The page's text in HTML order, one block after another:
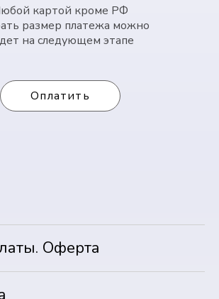
картой кроме РФ
размер платежа можно
на следующем этапе
Оплатить
Оферта